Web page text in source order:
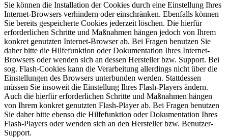
Sie können die Installation der Cookies durch eine Einstellung Ihres
Internet-Browsers verhindern oder einschränken. Ebenfalls können
Sie bereits gespeicherte Cookies jederzeit löschen. Die hierfür
erforderlichen Schritte und Maßnahmen hängen jedoch von Ihrem
konkret genutzten Internet-Browser ab. Bei Fragen benutzen Sie
daher bitte die Hilfefunktion oder Dokumentation Ihres Internet-
Browsers oder wenden sich an dessen Hersteller bzw. Support. Bei
sog. Flash-Cookies kann die Verarbeitung allerdings nicht über die
Einstellungen des Browsers unterbunden werden. Stattdessen
müssen Sie insoweit die Einstellung Ihres Flash-Players ändern.
Auch die hierfür erforderlichen Schritte und Maßnahmen hängen
von Ihrem konkret genutzten Flash-Player ab. Bei Fragen benutzen
Sie daher bitte ebenso die Hilfefunktion oder Dokumentation Ihres
Flash-Players oder wenden sich an den Hersteller bzw. Benutzer-
Support.